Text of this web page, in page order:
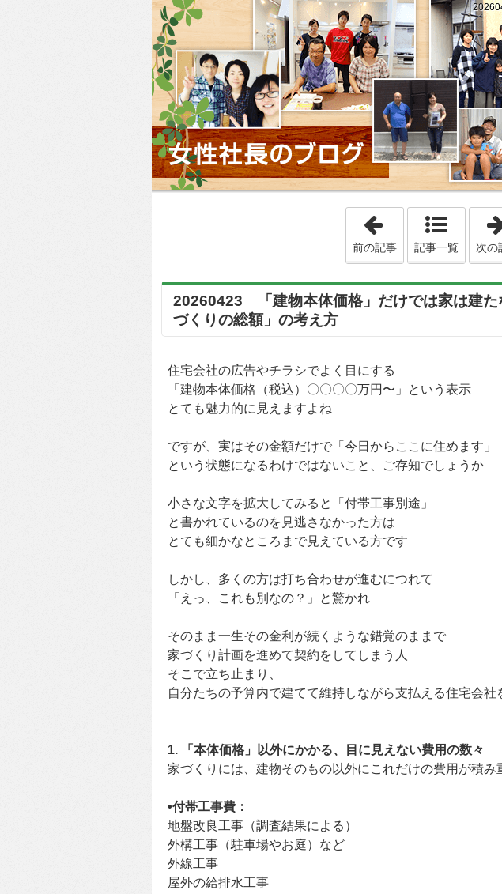
「20260422 地
前の記事 記事一覧 次の
20260423 「建物本体価格」だけでは家は建た
づくりの総額」の考え方
住宅会社の広告やチラシでよく目にする
「建物本体価格（税込）〇〇〇〇万円〜」という表示
とても魅力的に見えますよね
ですが、実はその金額だけで「今日からここに住めます」
という状態になるわけではないこと、ご存知でしょうか
小さな文字を拡大してみると「付帯工事別途」
と書かれているのを見逃さなかった方は
とても細かなところまで見えている方です
しかし、多くの方は打ち合わせが進むにつれて
「えっ、これも別なの？」と驚かれ
そのまま一生その金利が続くような錯覚のままで
家づくり計画を進めて契約をしてしまう人
そこで立ち止まり、
自分たちの予算内で建てて維持しながら支払える住宅会
1. 「本体価格」以外にかかる、目に見えない費用の数々
家づくりには、建物そのもの以外にこれだけの費用が積み
•付帯工事費：
地盤改良工事（調査結果による）
外構工事（駐車場やお庭）など
外線工事
屋外の給排水工事